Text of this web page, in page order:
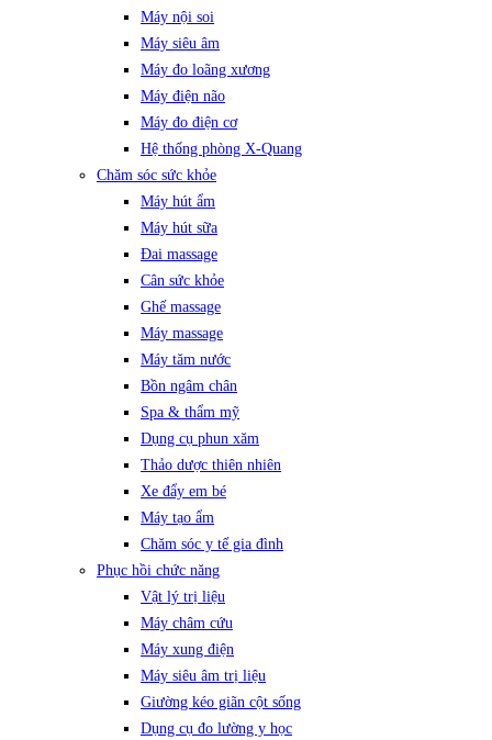
Máy nội soi
Máy siêu âm
Máy đo loãng xương
Máy điện não
Máy đo điện cơ
Hệ thống phòng X-Quang
Chăm sóc sức khỏe
Máy hút ẩm
Máy hút sữa
Đai massage
Cân sức khỏe
Ghế massage
Máy massage
Máy tăm nước
Bồn ngâm chân
Spa & thẩm mỹ
Dụng cụ phun xăm
Thảo dược thiên nhiên
Xe đẩy em bé
Máy tạo ẩm
Chăm sóc y tế gia đình
Phục hồi chức năng
Vật lý trị liệu
Máy châm cứu
Máy xung điện
Máy siêu âm trị liệu
Giường kéo giãn cột sống
Dụng cụ đo lường y học